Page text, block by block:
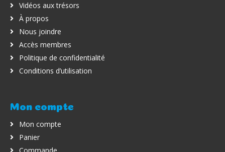
Vidéos aux trésors
À propos
Nous joindre
Accès membres
Politique de confidentialité
Conditions d’utilisation
Mon compte
Mon compte
Panier